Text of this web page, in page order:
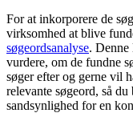
For at inkorporere de
virksomhed at blive
søgeordsanalyse.
vurdere, om de fundne
søger efter og gerne vil
relevante søgeord, så
sandsynlighed for en